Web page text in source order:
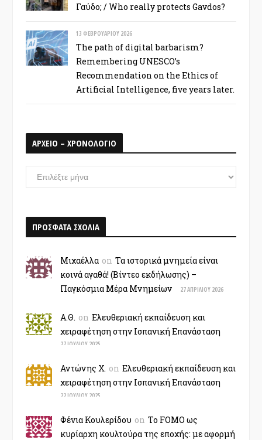
Γαύδο; / Who really protects Gavdos?
13 ΦΕΒΡΟΥΑΡΊΟΥ 2026
The path of digital barbarism?
Remembering UNESCO’s
Recommendation on the Ethics of
Artificial Intelligence, five years later.
ΑΡΧΕΙΟ – ΧΡΟΝΟΛΟΓΙΟ
ΑΡΧΕΙΟ
–
ΠΡΟΣΦΑΤΑ ΣΧΟΛΙΑ
Μιχαέλλα on Τα ιστορικά μνημεία είναι
κοινά αγαθά! (Βίντεο εκδήλωσης) –
Παγκόσμια Μέρα Μνημείων
27 ΑΠΡΙΛΊΟΥ 2026
Α.Θ. on Ελευθεριακή εκπαίδευση και
χειραφέτηση στην Ισπανική Επανάσταση
27 ΙΟΥΛΊΟΥ 2025
Αντώνης Χ. on Ελευθεριακή εκπαίδευση και
χειραφέτηση στην Ισπανική Επανάσταση
22 ΙΟΥΛΊΟΥ 2025
Φένια Κουλερίδου on Το FOMO ως
κυρίαρχη κουλτούρα της εποχής: με αφορμή